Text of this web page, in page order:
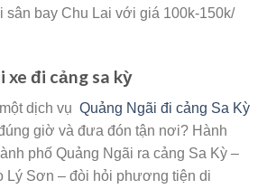
sân bay Chu Lai với giá 100k-150k/
xe đi cảng sa kỳ
dịch vụ Quảng Ngãi đi cảng Sa Kỳ
giờ và đưa đón tận nơi? Hành
phố Quảng Ngãi ra cảng Sa Kỳ –
Lý Sơn – đòi hỏi phương tiện di